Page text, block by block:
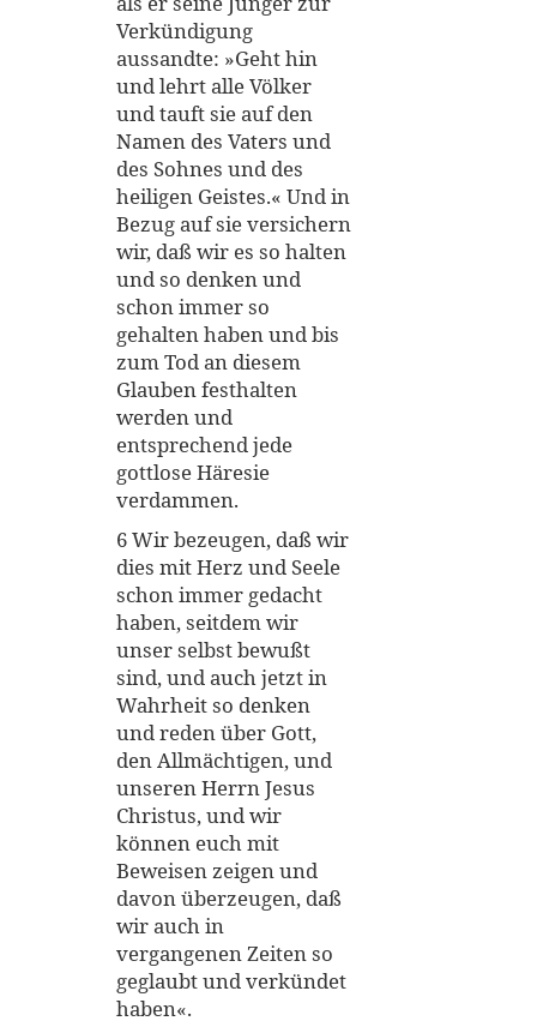
Verkündigung
aussandte: »Geht hin
und lehrt alle Völker
und tauft sie auf den
Namen des Vaters und
des Sohnes und des
heiligen Geistes.« Und in
Bezug auf sie versichern
wir, daß wir es so halten
und so denken und
schon immer so
gehalten haben und bis
zum Tod an diesem
Glauben festhalten
werden und
entsprechend jede
gottlose Häresie
verdammen.
6 Wir bezeugen, daß wir
dies mit Herz und Seele
schon immer gedacht
haben, seitdem wir
unser selbst bewußt
sind, und auch jetzt in
Wahrheit so denken
und reden über Gott,
den Allmächtigen, und
unseren Herrn Jesus
Christus, und wir
können euch mit
Beweisen zeigen und
davon überzeugen, daß
wir auch in
vergangenen Zeiten so
geglaubt und verkündet
haben«.